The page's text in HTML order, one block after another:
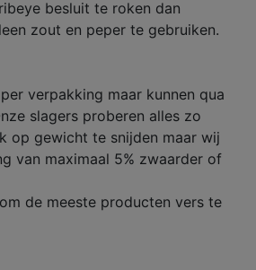
besluit te roken dan
zout en peper te gebruiken.
verpakking maar kunnen qua
slagers proberen alles zo
op gewicht te snijden maar wij
van maximaal 5% zwaarder of
de meeste producten vers te